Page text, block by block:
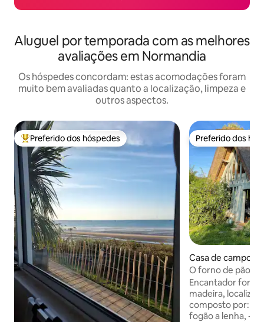
Aluguel por temporada com as melhores
avaliações em Normandia
Os hóspedes concordam: estas acomodações foram
muito bem avaliadas quanto a localização, limpeza e
outros aspectos.
Entre os melhores preferidos dos hóspedes
Preferido dos hóspedes Preferido dos
Preferido dos
Casa de campo ⋅
drille-Rançon
O forno de pão
Encantador forno
madeira,
composto por: -
fogão a lenha, - Cozinha, - No andar de